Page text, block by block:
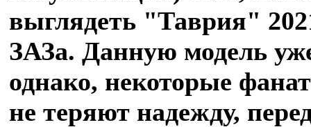
выглядеть "Таврия"
ЗАЗа. Данную модель
однако, некоторые
не теряют надежду,